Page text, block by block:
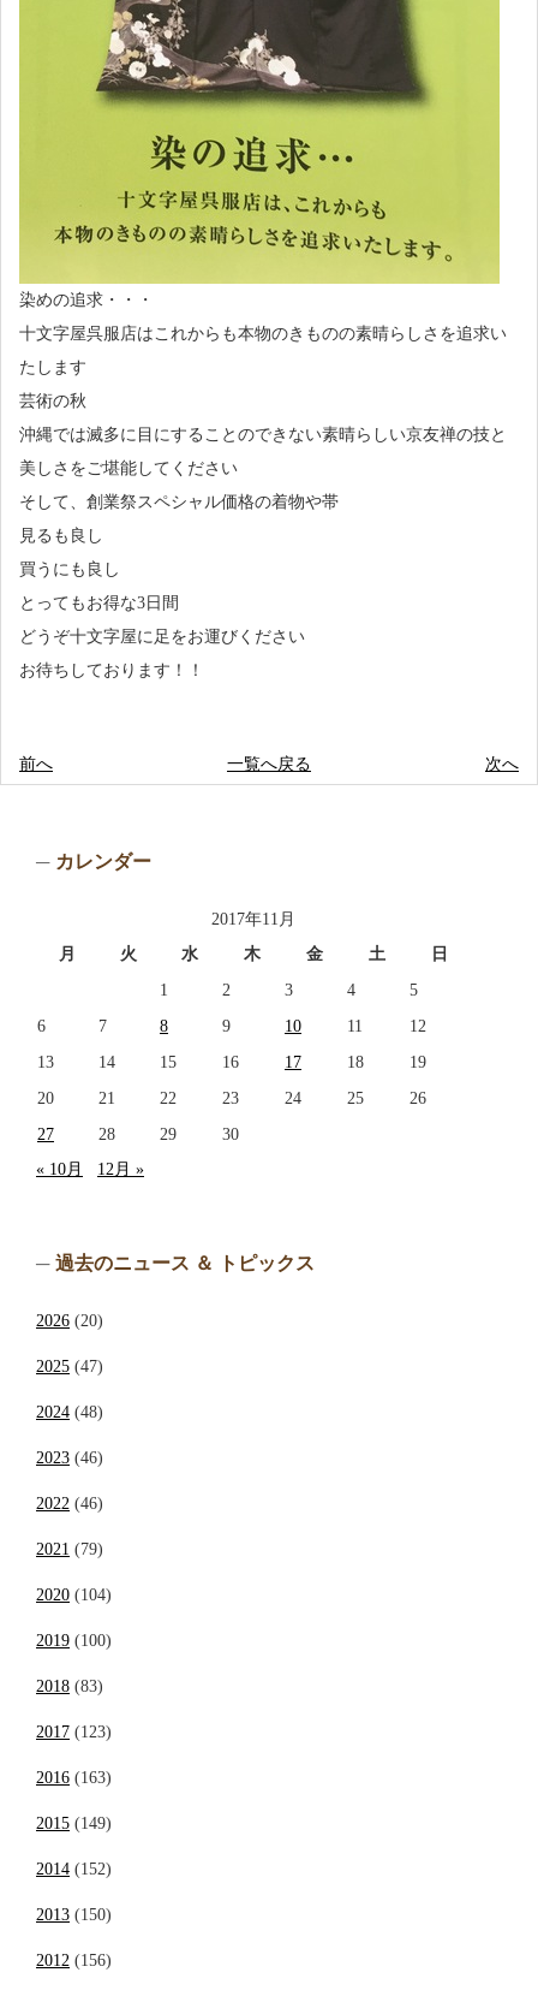
染めの追求・・・
十文字屋呉服店はこれからも本物のきものの素晴らしさを追求い
たします
芸術の秋
沖縄では滅多に目にすることのできない素晴らしい京友禅の技と
美しさをご堪能してください
そして、創業祭スペシャル価格の着物や帯
見るも良し
買うにも良し
とってもお得な3日間
どうぞ十文字屋に足をお運びください
お待ちしております！！
前へ 一覧へ戻る 次へ
カレンダー
2017年11月
月
火 水 木 金 土
日
1
2 3 4
5
6
7 8 9 10 11
12
13
14 15 16 17 18
19
20
21 22 23 24 25
26
27
28 29
30
« 10月
12月 »
過去のニュース ＆ トピックス
2026 (20)
2025 (47)
2024 (48)
2023 (46)
2022 (46)
2021 (79)
2020 (104)
2019 (100)
2018 (83)
2017 (123)
2016 (163)
2015 (149)
2014 (152)
2013 (150)
2012 (156)